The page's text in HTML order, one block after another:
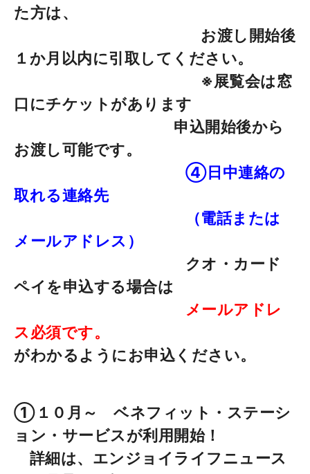
た方は、
お渡し開始後
１か月以内に引取してください。
※展覧会は窓
口にチケットがあります
申込開始後から
お渡し可能です。
④日中連絡の
取れる連絡先
（電話または
メールアドレス）
クオ・カード
ペイを申込する場合は
メールアドレ
ス必須です。
がわかるようにお申込ください。
①１０月～ ベネフィット・ステーシ
ョン・サービスが利用開始！
詳細は、エンジョイライフニュース